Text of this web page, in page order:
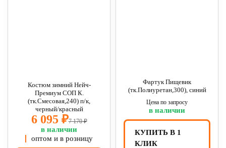
Костюм зимний Нейч-
Премиум СОП К.
(тк.Смесовая,240) п/к,
черный/красный
6 095 ₽7 170 ₽
в наличии
оптом и в розницу
Фартук Пищевик
(тк.Полиуретан,300), синий
Цена по запросу
в наличии
КУПИТЬ В 1
КЛИК